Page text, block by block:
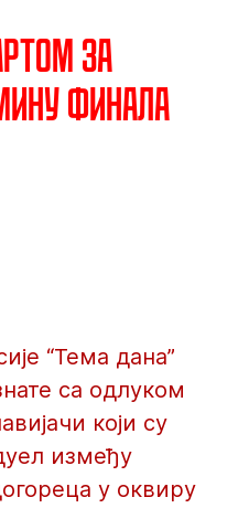
за
финала
“Тема дана”
са одлуком
који су
између
у оквиру